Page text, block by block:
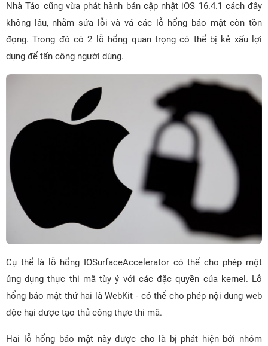
Nhà Táo cũng vừa phát hành bản cập nhật iOS 16.4.1 cách đây
không lâu, nhằm sửa lỗi và vá các lỗ hổng bảo mật còn tồn
đọng. Trong đó có 2 lỗ hổng quan trọng có thể bị kẻ xấu lợi
dụng để tấn công người dùng.
Cụ thể là lỗ hổng IOSurfaceAccelerator có thể cho phép một
ứng dụng thực thi mã tùy ý với các đặc quyền của kernel. Lỗ
hổng bảo mật thứ hai là WebKit - có thể cho phép nội dung web
độc hại được tạo thủ công thực thi mã.
Hai lỗ hổng bảo mật này được cho là bị phát hiện bởi nhóm